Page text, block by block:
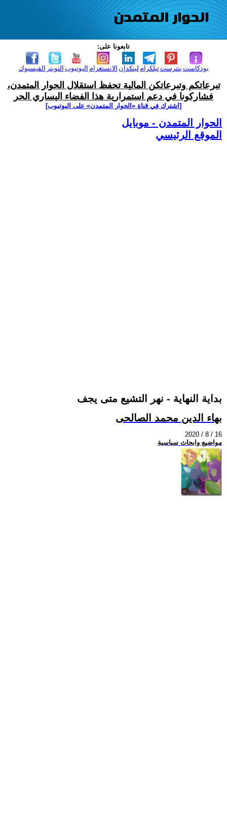
تابعونا على:
الفيسبوك التويتر اليوتيوب الانستغرام لينكدإن تيلكرامبنترست بودكاست
تبرعاتكم وتبرعاتكن المالية تحفظ استقلال الحوار المتمدن،
فشاركونا في دعم استمرارية هذا الفضاء اليساري الحر
[اشترك في قناة ‫«الحوار المتمدن» على اليوتيوب]
الحوار المتمدن - موبايل
الموقع الرئيسي
بداية النهاية - نهر التشيع متى يجف
بهاء الدين محمد الصالحى
2020 / 8 / 16
مواضيع وابحاث سياسية